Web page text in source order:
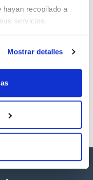
hayan recopilado a
servicios.
Mostrar detalles
Comprar